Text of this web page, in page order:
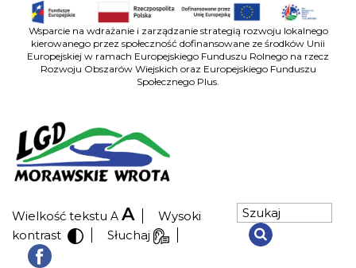
Wsparcie na wdrażanie i zarządzanie strategią rozwoju lokalnego
kierowanego przez społeczność dofinansowane ze środków Unii
Europejskiej w ramach Europejskiego Funduszu Rolnego na rzecz
Rozwoju Obszarów Wiejskich oraz Europejskiego Funduszu
Społecznego Plus.
Wielkość tekstu A A
Wysoki
kontrast
Słuchaj